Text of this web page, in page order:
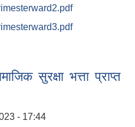
सुरक्षा भत्ता प्राप्त
- 17:44